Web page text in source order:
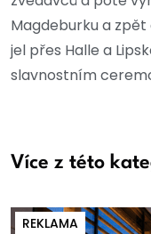
Magdeburku a
jel přes Halle a
slavnostním
Více z této
REKLAMA